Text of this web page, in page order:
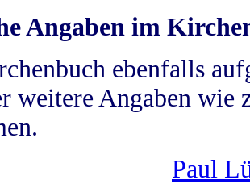
Angaben im
ebenfalls
weitere Angaben wie
Paul